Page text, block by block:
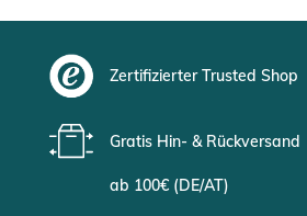
Zertifizierter Trusted Shop
Gratis Hin- & Rückversand
ab 100€ (DE/AT)